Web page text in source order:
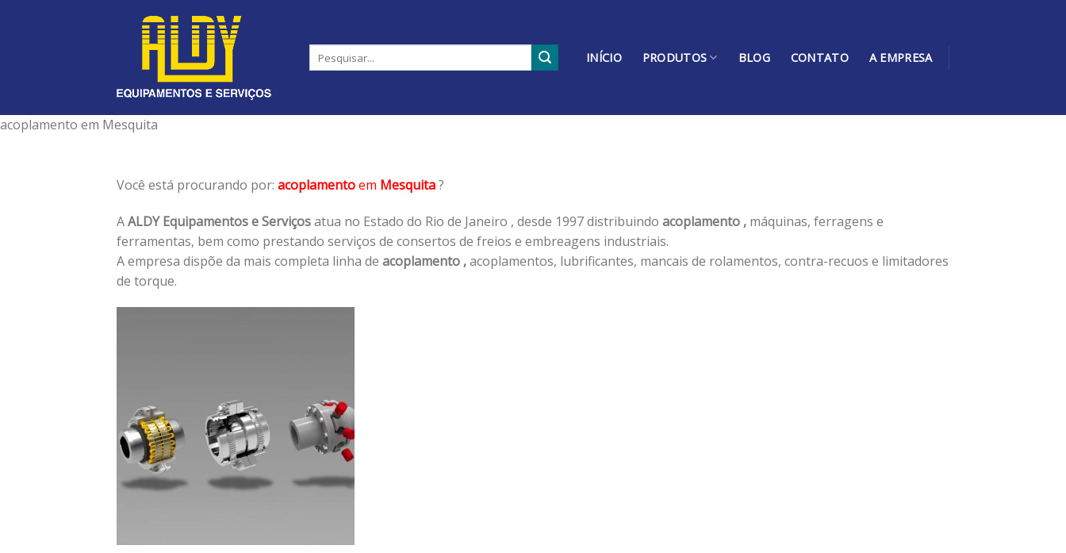
INÍCIO PRODUTOS BLOG CONTATO A EMPRESA
acoplamento em Mesquita
Você está procurando por: acoplamentoem Mesquita?
AALDY Equipamentos e Serviçosatua no Estado do Rio de Janeiro , desde 1997 distribuindo acoplamento , máquinas, ferragens e
ferramentas, bem como prestando serviços de consertos de freios e embreagens industriais.
A empresa dispõe da mais completa linha de acoplamento ,acoplamentos, lubrificantes, mancais de rolamentos, contra-recuos e limitadores
de torque.